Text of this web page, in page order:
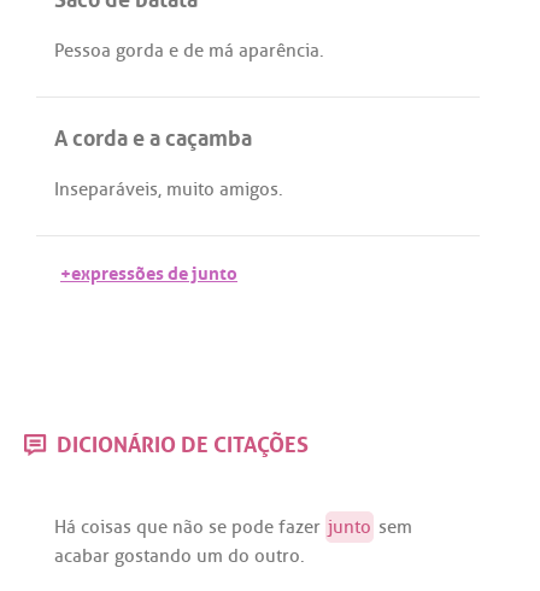
Pessoa gorda e de má aparência.
A corda e a caçamba
Inseparáveis, muito amigos.
+expressões de junto
DICIONÁRIO DE CITAÇÕES
Há coisas que não se pode fazer junto sem
acabar gostando um do outro.